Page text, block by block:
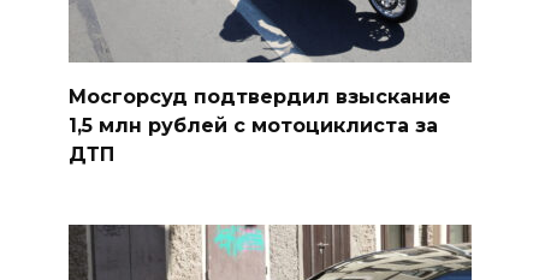
Мосгорсуд подтвердил взыскание
1,5 млн рублей с мотоциклиста за
ДТП